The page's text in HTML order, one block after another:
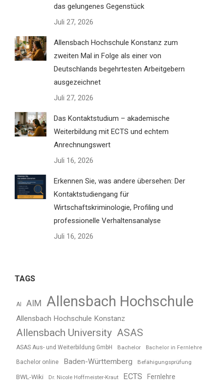
das gelungenes Gegenstück
Juli 27, 2026
Allensbach Hochschule Konstanz zum
zweiten Mal in Folge als einer von
Deutschlands begehrtesten Arbeitgebern
ausgezeichnet
Juli 27, 2026
Das Kontaktstudium – akademische
Weiterbildung mit ECTS und echtem
Anrechnungswert
Juli 16, 2026
Erkennen Sie, was andere übersehen: Der
Kontaktstudiengang für
Wirtschaftskriminologie, Profiling und
professionelle Verhaltensanalyse
Juli 16, 2026
TAGS
AI AIM Allensbach Hochschule
Allensbach Hochschule Konstanz
Allensbach University ASAS
ASAS Aus- und Weiterbildung GmbH Bachelor Bachelor in Fernlehre
Bachelor online Baden-Württemberg Befähigungsprüfung
BWL-Wiki Dr. Nicole Hoffmeister-Kraut ECTS Fernlehre